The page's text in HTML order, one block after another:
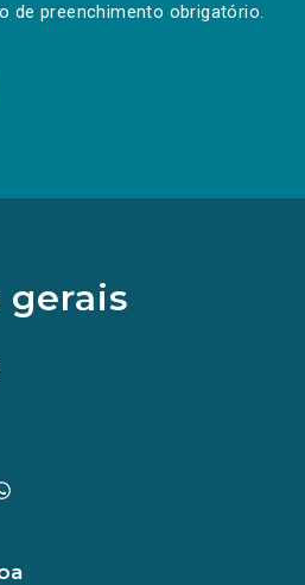
de preenchimento obrigatório.
gerais